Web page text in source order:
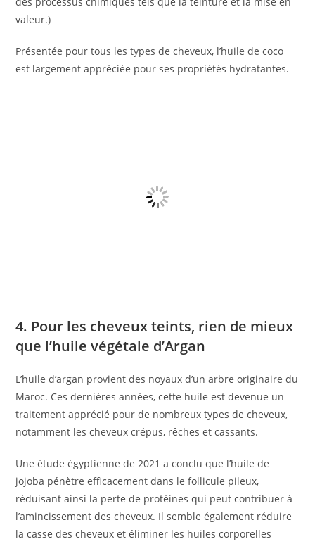
valeur.)
Présentée pour tous les types de cheveux, l’huile de coco
est largement appréciée pour ses propriétés hydratantes.
4. Pour les cheveux teints, rien de mieux
que l’huile végétale d’Argan
L’huile d’argan provient des noyaux d’un arbre originaire du
Maroc. Ces dernières années, cette huile est devenue un
traitement apprécié pour de nombreux types de cheveux,
notamment les cheveux crépus, rêches et cassants.
Une étude égyptienne de 2021 a conclu que l’huile de
jojoba pénètre efficacement dans le follicule pileux,
réduisant ainsi la perte de protéines qui peut contribuer à
l’amincissement des cheveux. Il semble également réduire
la casse des cheveux et éliminer les huiles corporelles